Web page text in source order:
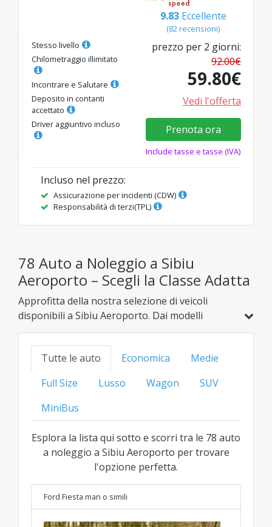
9.83 Eccellente
(82recensioni)
Stesso livello
Chilometraggio illimitato
Incontrare e Salutare
Deposito in contanti
accettato
Driver aggiuntivo incluso
prezzo per 2 giorni:
92.00€
59.80€
Vedi l'offerta
Prenota ora
Include tasse e tasse (IVA)
Incluso nel prezzo:
Assicurazione per incidenti (CDW)
Responsabilità di terzi(TPL)
78 Auto a Noleggio a Sibiu
Aeroporto – Scegli la Classe Adatta
Approfitta della nostra selezione di veicoli
disponibili a Sibiu Aeroporto. Dai modelli
economici e ibridi alle opzioni familiari, SUV o di
lusso, trova la soluzione ideale al miglior prezzo
trasparente per ogni categoria.
Tutte le auto Economica
Medie
Full Size
Lusso Wagon
SUV
MiniBus
Esplora la lista qui sotto e scorri tra le 78 auto
a noleggio a Sibiu Aeroporto per trovare
l'opzione perfetta.
Ford Fiesta man o simili